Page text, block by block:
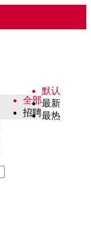
全部
招聘
默认
最新
最热